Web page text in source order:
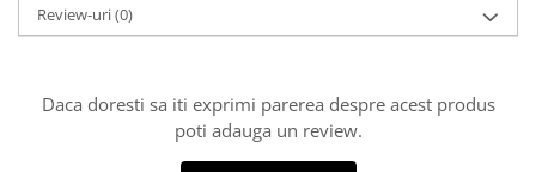
Turta dulce
Turta dulce cu nuci
Turta dulce cu miere
Review-uri(0)
Daca doresti sa iti exprimi parerea despre acest produs
poti adauga un review.